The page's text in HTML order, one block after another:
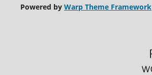
Powered by Warp Theme Framework